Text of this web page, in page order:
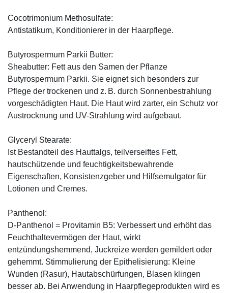
Cocotrimonium Methosulfate:
Antistatikum, Konditionierer in der Haarpflege.
Butyrospermum Parkii Butter:
Sheabutter: Fett aus den Samen der Pflanze
Butyrospermum Parkii. Sie eignet sich besonders zur
Pflege der trockenen und z. B. durch Sonnenbestrahlung
vorgeschädigten Haut. Die Haut wird zarter, ein Schutz vor
Austrocknung und UV-Strahlung wird aufgebaut.
Glyceryl Stearate:
Ist Bestandteil des Hauttalgs, teilverseiftes Fett,
hautschützende und feuchtigkeitsbewahrende
Eigenschaften, Konsistenzgeber und Hilfsemulgator für
Lotionen und Cremes.
Panthenol:
D-Panthenol = Provitamin B5: Verbessert und erhöht das
Feuchthaltevermögen der Haut, wirkt
entzündungshemmend, Juckreize werden gemildert oder
gehemmt. Stimmulierung der Epithelisierung: Kleine
Wunden (Rasur), Hautabschürfungen, Blasen klingen
besser ab. Bei Anwendung in Haarpflegeprodukten wird es